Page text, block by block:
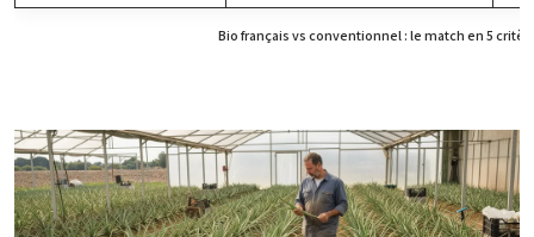
Bio français vs conventionnel : le match en 5